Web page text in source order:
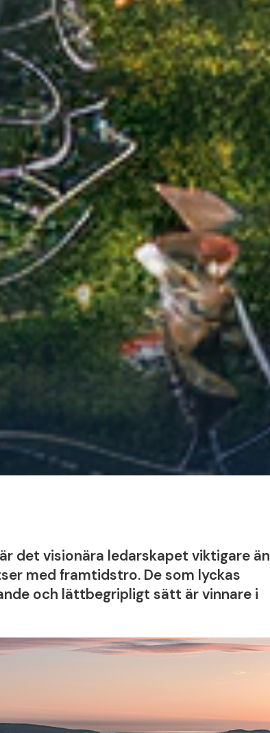
det visionära ledarskapet viktigare än
med framtidstro. De som lyckas
och lättbegripligt sätt är vinnare i